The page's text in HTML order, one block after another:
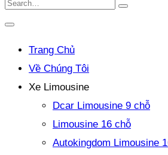
Trang Chủ
Về Chúng Tôi
Xe Limousine
Dcar Limousine 9 chỗ
Limousine 16 chỗ
Autokingdom Limousine